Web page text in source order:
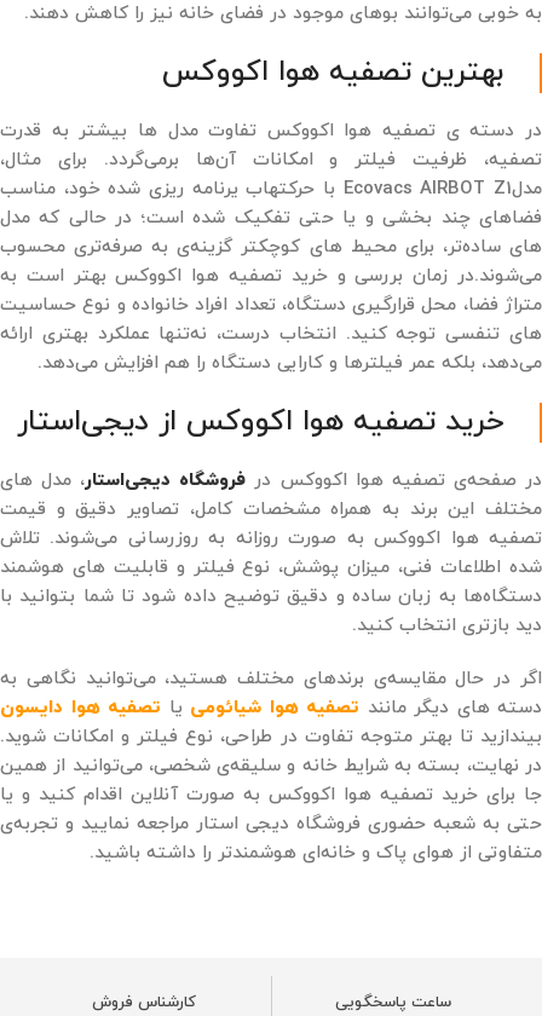
به‌ خوبی می‌توانند بوهای موجود در فضای خانه نیز را کاهش دهند.
بهترین تصفیه هوا اکووکس
در دسته‌ ی تصفیه هوا اکووکس تفاوت مدل ‌ها بیشتر به قدرت
تصفیه، ظرفیت فیلتر و امکانات آن‌ها برمی‌گردد. برای مثال،
مدلEcovacs AIRBOT Z1 با حرکتهاب یرنامه ریزی شده خود، مناسب
فضاهای چند بخشی و یا حتی تفکیک شده است؛ در حالی که مدل‌
های ساده‌تر، برای محیط‌ های کوچکتر گزینه‌ی به ‌صرفه‌تری محسوب
می‌شوند.در زمان بررسی و خرید تصفیه هوا اکووکس بهتر است به
متراژ فضا، محل قرارگیری دستگاه، تعداد افراد خانواده و نوع حساسیت
‌های تنفسی توجه کنید. انتخاب درست، نه‌تنها عملکرد بهتری ارائه
می‌دهد، بلکه عمر فیلترها و کارایی دستگاه را هم افزایش می‌دهد.
خرید تصفیه هوا اکووکس از دیجی‌استار
در صفحه‌ی تصفیه هوا اکووکس در فروشگاه دیجی‌استار، مدل ‌های
مختلف این برند به ‌همراه مشخصات کامل، تصاویر دقیق و قیمت
تصفیه هوا اکووکس به ‌صورت روزانه به ‌روزرسانی می‌شوند. تلاش
شده اطلاعات فنی، میزان پوشش، نوع فیلتر و قابلیت ‌های هوشمند
دستگاه‌ها به زبان ساده و دقیق توضیح داده شود تا شما بتوانید با
دید بازتری انتخاب کنید.
اگر در حال مقایسه‌ی برندهای مختلف هستید، می‌توانید نگاهی به
دسته ‌های دیگر مانند تصفیه هوا شیائومی یا تصفیه هوا دایسون
بیندازید تا بهتر متوجه تفاوت در طراحی، نوع فیلتر و امکانات شوید.
در نهایت، بسته به شرایط خانه و سلیقه‌ی شخصی، می‌توانید از همین
جا برای خرید تصفیه هوا اکووکس به صورت آنلاین اقدام کنید و یا
حتی به شعبه حضوری فروشگاه دیجی استار مراجعه نمایید و تجربه‌ی
متفاوتی از هوای پاک و خانه‌ای هوشمندتر را داشته باشید.
ساعت پاسخگویی کارشناس فروش